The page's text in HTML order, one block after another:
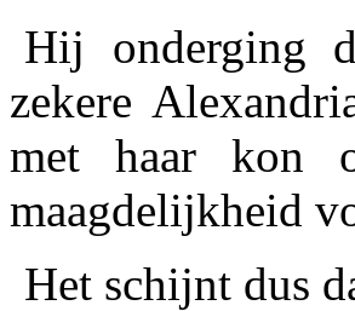
Hij onderging
zekere
met haar kon
maagdelijkheid
Het schijnt dus